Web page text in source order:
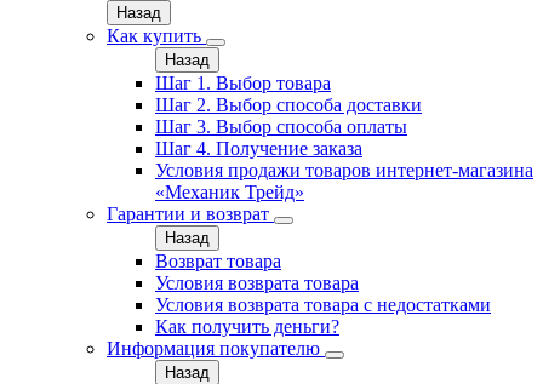
Назад
Как купить
Назад
Шаг 1. Выбор товара
Шаг 2. Выбор способа доставки
Шаг 3. Выбор способа оплаты
Шаг 4. Получение заказа
Условия продажи товаров интернет-магазина
«Механик Трейд»
Гарантии и возврат
Назад
Возврат товара
Условия возврата товара
Условия возврата товара с недостатками
Как получить деньги?
Информация покупателю
Назад